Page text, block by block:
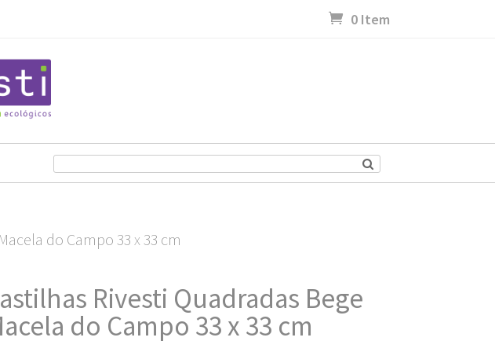
0 Item
do Campo 33 x 33 cm
Rivesti Quadradas Bege
do Campo 33 x 33 cm